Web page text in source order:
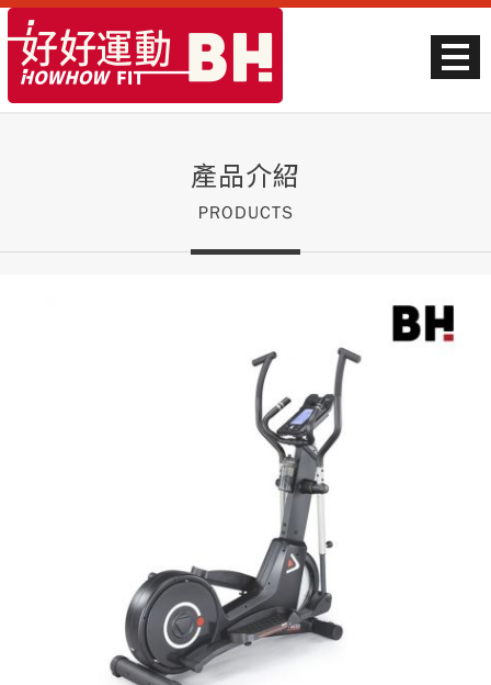
產品介紹
PRODUCTS